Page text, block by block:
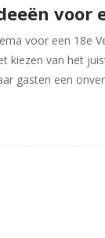
voor
voor een 18e
kiezen van het
gasten een